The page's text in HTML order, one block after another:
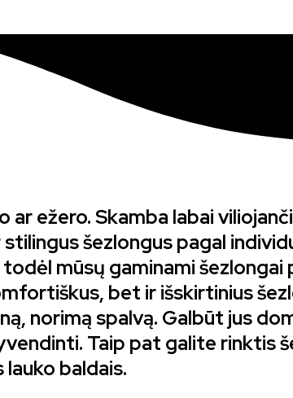
ežero. Skamba labai
šezlongus pagal
mūsų gaminami šezlongai
bet ir išskirtinius
norimą spalvą. Galbūt jus
Taip pat galite rinktis
baldais.